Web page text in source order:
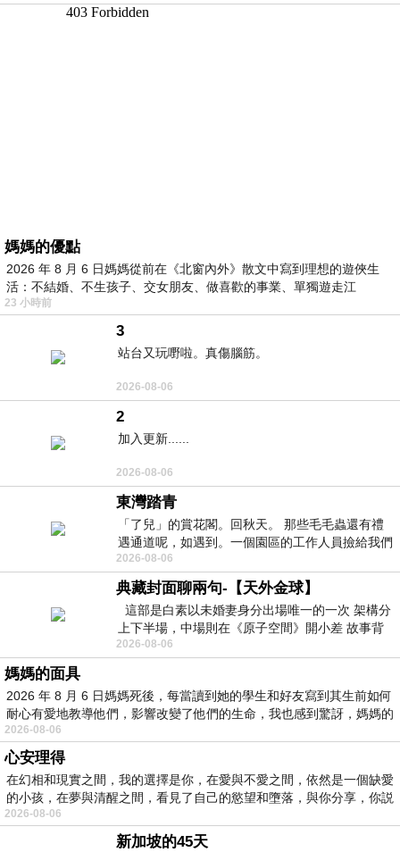
媽媽的優點
2026 年 8 月 6 日媽媽從前在《北窗內外》散文中寫到理想的遊俠生
活：不結婚、不生孩子、交女朋友、做喜歡的事業、單獨遊走江
湖⋯⋯，
23 小時前
3
站台又玩嘢啦。真傷腦筋。
2026-08-06
2
加入更新......
2026-08-06
東灣踏青
「了兒」的賞花閣。回秋天。 那些毛毛蟲還有禮
遇通道呢，如遇到。一個園區的工作人員撿給我們
細賞。
2026-08-06
典藏封面聊兩句-【天外金球】
這部是白素以未婚妻身分出場唯一的一次 架構分
上下半場，中場則在《原子空間》開小差 故事背
景影射西藏境外流亡 地下組織
2026-08-06
媽媽的面具
2026 年 8 月 6 日媽媽死後，每當讀到她的學生和好友寫到其生前如何
耐心有愛地教導他們，影響改變了他們的生命，我也感到驚訝，媽媽的
2026-08-06
心安理得
在幻相和現實之間，我的選擇是你，在愛與不愛之間，依然是一個缺愛
的小孩，在夢與清醒之間，看見了自己的慾望和墮落，與你分享，你説
2026-08-06
新加坡的45天